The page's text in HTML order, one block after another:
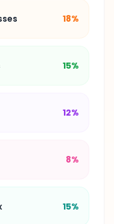
18%
15%
12%
8%
15%